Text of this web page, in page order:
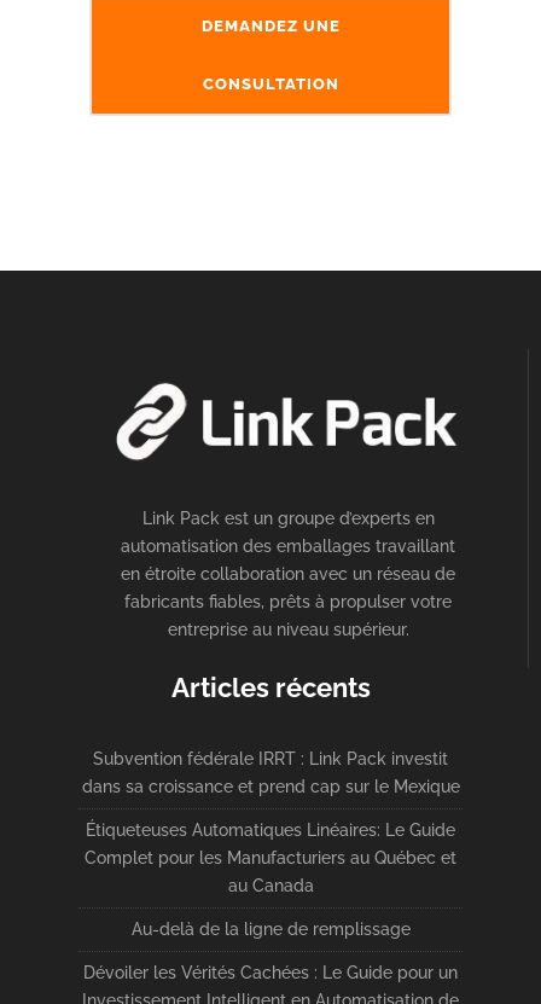
DEMANDEZ UNE
CONSULTATION
Link Pack est un groupe d’experts en
automatisation des emballages travaillant
en étroite collaboration avec un réseau de
fabricants fiables, prêts à propulser votre
entreprise au niveau supérieur.
Articles récents
Subvention fédérale IRRT : Link Pack investit
dans sa croissance et prend cap sur le Mexique
Étiqueteuses Automatiques Linéaires: Le Guide
Complet pour les Manufacturiers au Québec et
au Canada
Au-delà de la ligne de remplissage
Dévoiler les Vérités Cachées : Le Guide pour un